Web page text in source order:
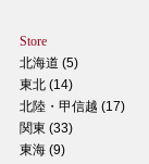
Store
北海道 (5)
東北 (14)
北陸・甲信越 (17)
関東 (33)
東海 (9)